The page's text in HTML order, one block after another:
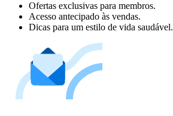
Ofertas exclusivas para membros.
Acesso antecipado às vendas.
Dicas para um estilo de vida saudável.